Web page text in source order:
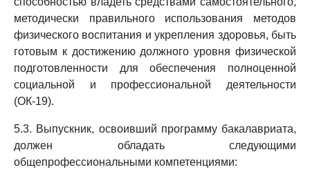
методически правильного использования методов
физического воспитания и укрепления здоровья, быть
готовым к достижению должного уровня физической
подготовленности для обеспечения полноценной
социальной и профессиональной деятельности
(ОК-19).
5.3. Выпускник, освоивший программу бакалавриата,
должен обладать следующими
общепрофессиональными компетенциями: